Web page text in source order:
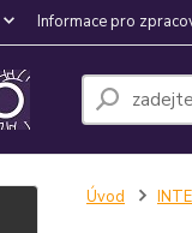
Informace pro
Úvod